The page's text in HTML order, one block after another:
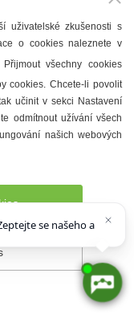
uživatelské zkušenosti s
o cookies naleznete v
všechny cookies
cookies. Chcete-li povolit
učinit v sekci Nastavení
odmítnout užívání všech
našich webových